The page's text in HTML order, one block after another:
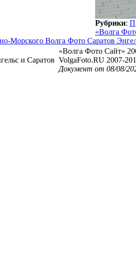
Рубрики:
«Волга
Морского Волга Фото Саратов
и Саратов
«Волга Фото Сайт»
VolgaFoto.RU 2007-
Документ от 08/08/